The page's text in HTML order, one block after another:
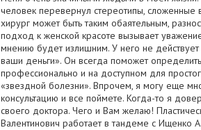
человек перевернул стереотипы, сложенные
хирург может быть таким обаятельным,
подход к женской красоте вызывает
мнению будет излишним. У него не
ваши деньги». Он всегда поможет
профессионально и на доступном для
«звездной болезни». Впрочем, я могу еще
консультацию и все поймете. Когда-то я
своего доктора. Чего и Вам желаю!
Валентинович работает в тандеме с Ищенко